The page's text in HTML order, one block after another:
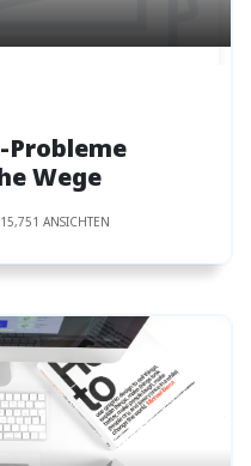
Probleme
Wege
15,751 ANSICHTEN